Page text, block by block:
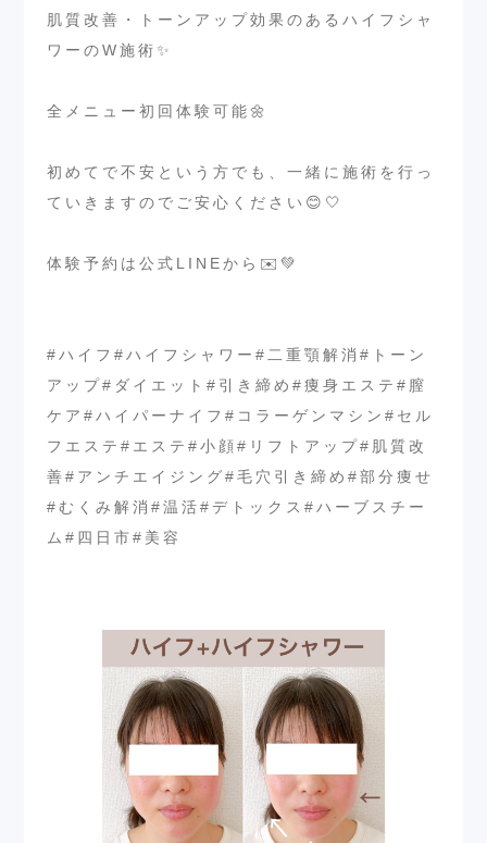
肌質改善・トーンアップ効果のあるハイフシャ
ワーのW施術✨
全メニュー初回体験可能🌼
初めてで不安という方でも、一緒に施術を行っ
ていきますのでご安心ください😊🤍
体験予約は公式LINEから✉️💚
#ハイフ#ハイフシャワー#二重顎解消#トーン
アップ#ダイエット#引き締め#痩身エステ#膣
ケア#ハイパーナイフ#コラーゲンマシン#セル
フエステ#エステ#小顔#リフトアップ#肌質改
善#アンチエイジング#毛穴引き締め#部分痩せ
#むくみ解消#温活#デトックス#ハーブスチー
ム#四日市#美容